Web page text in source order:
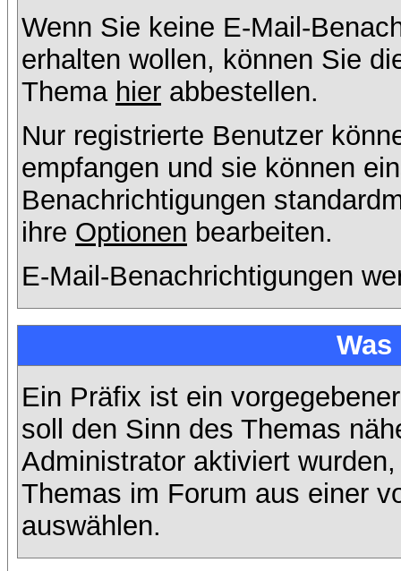
Wenn Sie keine E-Mail-
erhalten wollen, können Sie
Thema hier abbestellen.
Nur registrierte Benutzer
empfangen und sie können
Benachrichtigungen
ihre Optionen bearbeiten.
E-Mail-Benachrichtigungen
Ein Präfix ist ein
soll den Sinn des Themas
Administrator aktiviert
Themas im Forum aus einer
auswählen.